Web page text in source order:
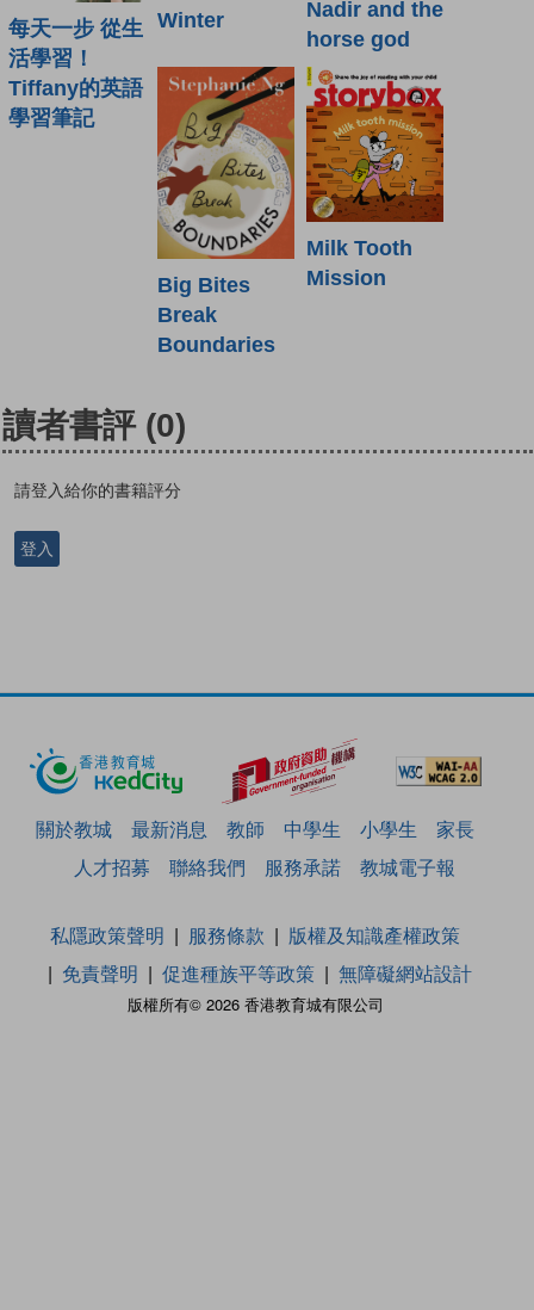
每天一步 從生
活學習！
Tiffany的英語
學習筆記
Winter
Nadir and the
horse god
Big Bites
Break
Boundaries
Milk Tooth
Mission
讀者書評 (0)
請登入給你的書籍評分
登入
關於教城 最新消息 教師 中學生 小學生
家長
人才招募
聯絡我們 服務承諾 教城電子報
版權所有© 2026 香港教育城有限公司
私隱政策聲明 服務條款
版權及知識產權政策
免責聲明
促進種族平等政策 無障礙網站設計